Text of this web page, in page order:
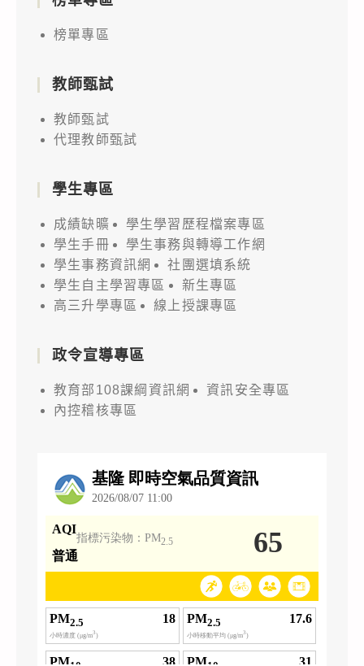
榜單專區
教師甄試
教師甄試
代理教師甄試
學生專區
成績缺曠
學生學習歷程檔案專區
學生手冊
學生事務與轉導工作網
學生事務資訊網
社團選填系統
學生自主學習專區
新生專區
高三升學專區
線上授課專區
政令宣導專區
教育部108課綱資訊網
資訊安全專區
內控稽核專區